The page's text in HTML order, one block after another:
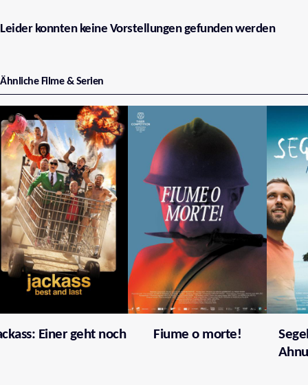
Leider konnten keine Vorstellungen gefunden werden
Ähnliche Filme & Serien
Einer geht noch Fiume o morte!